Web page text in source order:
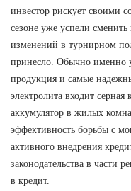
инвестор рискует своими
сезоне уже успели
изменений в турнирном
принесло. Обычно именно
продукция и самые
электролита входит
аккумулятор в жилых
эффективность борьбы с
активного внедрения
законодательства в части
в кредит.